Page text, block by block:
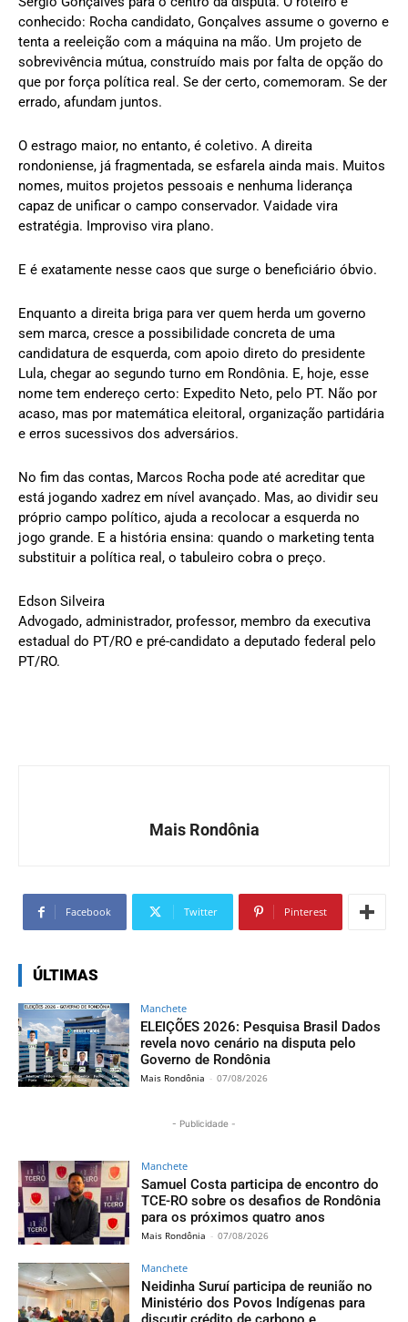
conhecido: Rocha candidato, Gonçalves assume o governo e
tenta a reeleição com a máquina na mão. Um projeto de
sobrevivência mútua, construído mais por falta de opção do
que por força política real. Se der certo, comemoram. Se der
errado, afundam juntos.
O estrago maior, no entanto, é coletivo. A direita
rondoniense, já fragmentada, se esfarela ainda mais. Muitos
nomes, muitos projetos pessoais e nenhuma liderança
capaz de unificar o campo conservador. Vaidade vira
estratégia. Improviso vira plano.
E é exatamente nesse caos que surge o beneficiário óbvio.
Enquanto a direita briga para ver quem herda um governo
sem marca, cresce a possibilidade concreta de uma
candidatura de esquerda, com apoio direto do presidente
Lula, chegar ao segundo turno em Rondônia. E, hoje, esse
nome tem endereço certo: Expedito Neto, pelo PT. Não por
acaso, mas por matemática eleitoral, organização partidária
e erros sucessivos dos adversários.
No fim das contas, Marcos Rocha pode até acreditar que
está jogando xadrez em nível avançado. Mas, ao dividir seu
próprio campo político, ajuda a recolocar a esquerda no
jogo grande. E a história ensina: quando o marketing tenta
substituir a política real, o tabuleiro cobra o preço.
Edson Silveira
Advogado, administrador, professor, membro da executiva
estadual do PT/RO e pré-candidato a deputado federal pelo
PT/RO.
Mais Rondônia
Facebook Twitter Pinterest
ÚLTIMAS
Manchete
ELEIÇÕES 2026: Pesquisa Brasil Dados
revela novo cenário na disputa pelo
Governo de Rondônia
Mais Rondônia - 07/08/2026
- Publicidade -
Manchete
Samuel Costa participa de encontro do
TCE-RO sobre os desafios de Rondônia
para os próximos quatro anos
Mais Rondônia - 07/08/2026
Manchete
Neidinha Suruí participa de reunião no
Ministério dos Povos Indígenas para